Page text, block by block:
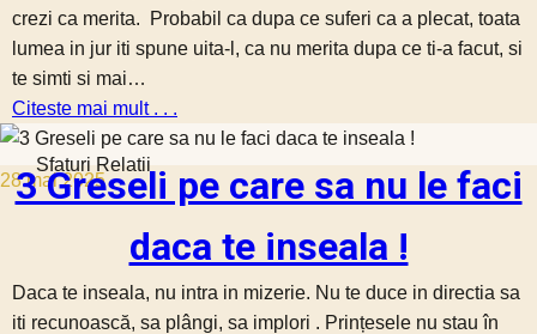
crezi ca merita. Probabil ca dupa ce suferi ca a plecat, toata
lumea in jur iti spune uita-l, ca nu merita dupa ce ti-a facut, si
te simti si mai…
Citeste mai mult . . .
28 mai 2025
Sfaturi Relatii
3 Greseli pe care sa nu le faci
daca te inseala !
Daca te inseala, nu intra in mizerie. Nu te duce in directia sa
iti recunoască, sa plângi, sa implori . Prințesele nu stau în